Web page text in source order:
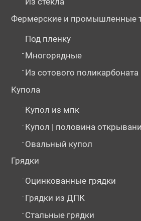
№121850
№129526
Фермерские и промышленные
- Под пленку
- Многорядные
- Из сотового поликарбоната
Купола
- Купол из мпк
- Купол | половина
- Овальный купол
Грядки
- Оцинкованные грядки
- Грядки из ДПК
- Стальные грядки